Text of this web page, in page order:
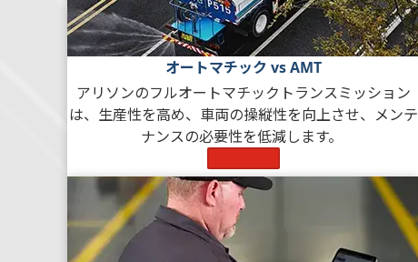
オートマチック vs AMT
アリソンのフルオートマチックトランスミッション
は、生産性を高め、車両の操縦性を向上させ、メンテ
ナンスの必要性を低減します。